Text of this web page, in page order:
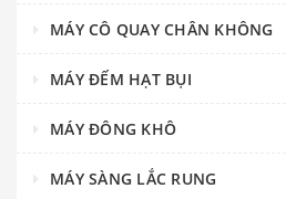
MÁY CÔ QUAY CHÂN KHÔNG
MÁY ĐẾM HẠT BỤI
MÁY ĐÔNG KHÔ
MÁY SÀNG LẮC RUNG